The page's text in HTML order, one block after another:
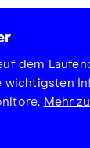
dem
wichtigsten
Mehr